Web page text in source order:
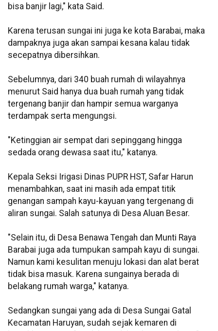
bisa banjir lagi," kata Said.
Karena terusan sungai ini juga ke kota Barabai, maka
dampaknya juga akan sampai kesana kalau tidak
secepatnya dibersihkan.
Sebelumnya, dari 340 buah rumah di wilayahnya
menurut Said hanya dua buah rumah yang tidak
tergenang banjir dan hampir semua warganya
terdampak serta mengungsi.
"Ketinggian air sempat dari sepinggang hingga
sedada orang dewasa saat itu," katanya.
Kepala Seksi Irigasi Dinas PUPR HST, Safar Harun
menambahkan, saat ini masih ada empat titik
genangan sampah kayu-kayuan yang tergenang di
aliran sungai. Salah satunya di Desa Aluan Besar.
"Selain itu, di Desa Benawa Tengah dan Munti Raya
Barabai juga ada tumpukan sampah kayu di sungai.
Namun kami kesulitan menuju lokasi dan alat berat
tidak bisa masuk. Karena sungainya berada di
belakang rumah warga," katanya.
Sedangkan sungai yang ada di Desa Sungai Gatal
Kecamatan Haruyan, sudah sejak kemaren di